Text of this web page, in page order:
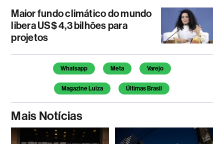
Maior fundo climático do mundo
libera US$ 4,3 bilhões para
projetos
Temas deste artigo
Whatsapp Meta Varejo
Magazine Luiza Últimas Brasil
Mais Notícias